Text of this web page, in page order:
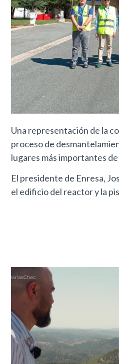
Una representación de la
proceso de
lugares más importantes
El presidente de Enresa,
el edificio del reactor y la